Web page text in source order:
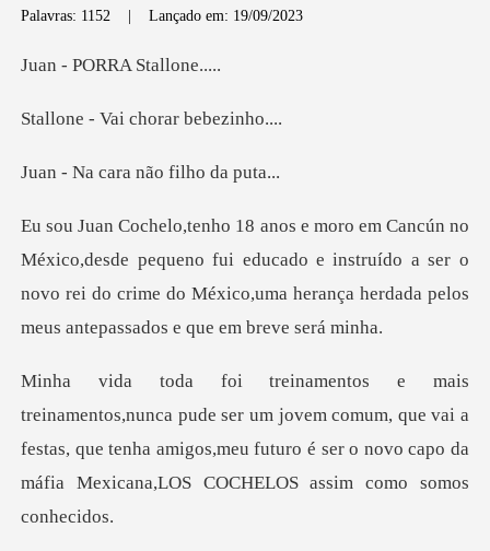
Palavras: 1152 |Lançado em: 19/09/2023
ORRA Sta
Vai chorar
ara não fil
equeno fui educado e instruído a ser o
novo rei do crime do México,u
m jovem comum, que vai a
festas, que tenha amigos,meu futuro é ser o